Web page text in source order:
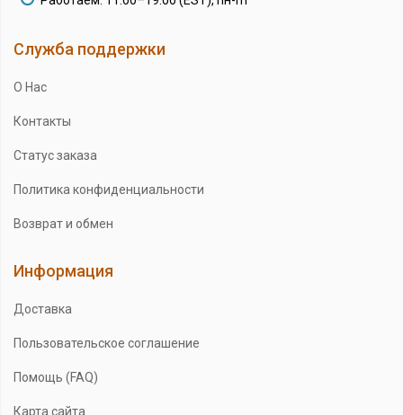
Служба поддержки
О Нас
Контакты
Статус заказа
Политика конфиденциальности
Возврат и обмен
Информация
Доставка
Пользовательское соглашение
Помощь (FAQ)
Карта сайта